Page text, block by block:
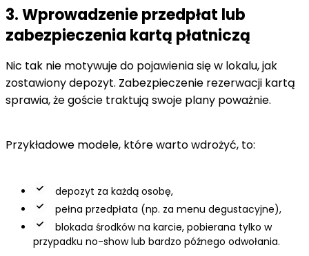
3. Wprowadzenie przedpłat lub
zabezpieczenia kartą płatniczą
Nic tak nie motywuje do pojawienia się w lokalu, jak
zostawiony depozyt. Zabezpieczenie rezerwacji kartą
sprawia, że goście traktują swoje plany poważnie.
Przykładowe modele, które warto wdrożyć, to:
depozyt za każdą osobę,
pełna przedpłata (np. za menu degustacyjne),
blokada środków na karcie, pobierana tylko w
przypadku no-show lub bardzo późnego odwołania.